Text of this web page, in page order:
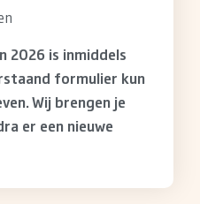
2026 is inmiddels
formulier kun
Wij brengen je
er een nieuwe